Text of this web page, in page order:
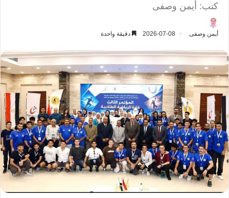
كتب: أيمن وصفى
أيمن وصفى 2026-07-08 دقيقة واحدة